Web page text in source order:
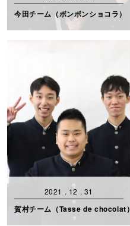
今田チーム（ボンボンショコラ）
2021 . 12 . 31
賀村チーム（Tasse de chocolat）